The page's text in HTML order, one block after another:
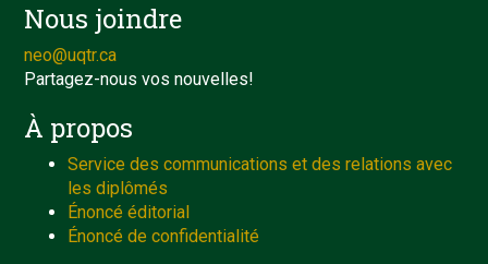
Nous joindre
neo@uqtr.ca
Partagez-nous vos nouvelles!
À propos
Service des communications et des relations avec
les diplômés
Énoncé éditorial
Énoncé de confidentialité